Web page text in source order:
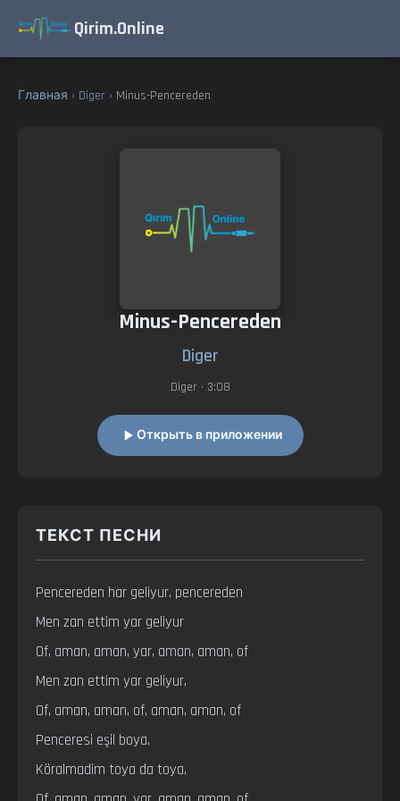
Qirim.Online
Главная › Diger › Minus-Pencereden
Minus-Pencereden
Diger
Diger • 3:08
Открыть в приложении
ТЕКСТ ПЕСНИ
Pencereden har geliyur, pencereden
Men zan ettim yar geliyur
Of, aman, aman, yar, aman, aman, of
Men zan ettim yar geliyur,
Of, aman, aman, of, aman, aman, of
Penceresi eşil boya,
Köralmadim toya da toya,